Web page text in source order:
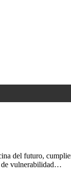
del futuro,
de vulnerabilidad…